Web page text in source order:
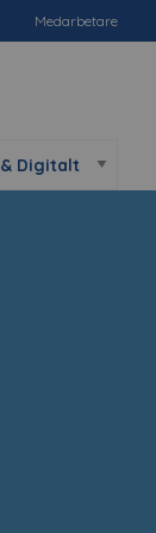
Medarbetare